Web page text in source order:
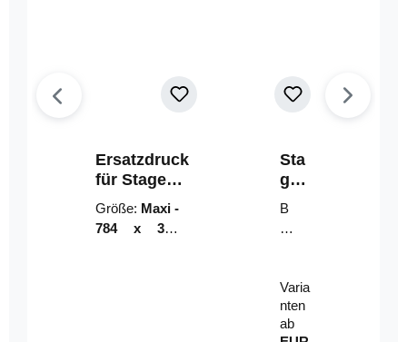
Ersatzdruck
für Stage
Riser
Größe: Maxi -
784 x 314
Sta
geri
ser-
LE
D-
el
B
un
mi
t
Fe
Varia
nten
ab